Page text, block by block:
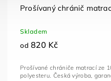
Prošívaný chránič
Skladem
od 820 Kč
Prošívané chrániče matrací ze
polyesteru. Česká výroba,